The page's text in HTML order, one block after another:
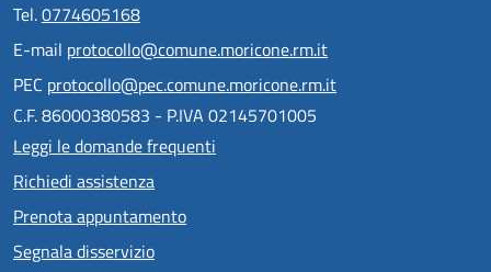
Tel.0774605168
E-mail protocollo@comune.moricone.rm.it
PEC protocollo@pec.comune.moricone.rm.it
C.F. 86000380583 - P.IVA 02145701005
Leggi le domande frequenti
Richiedi assistenza
Prenota appuntamento
Segnala disservizio